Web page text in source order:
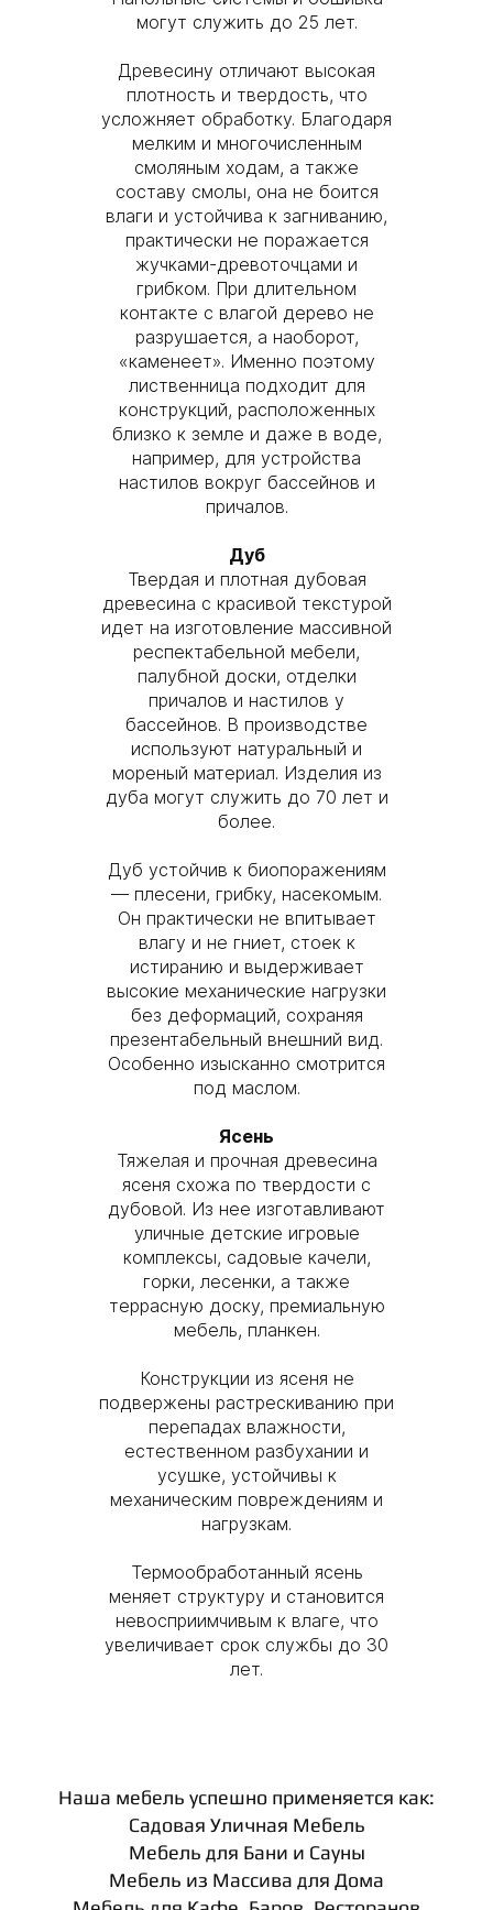
могут служить до 25 лет.
Древесину отличают высокая
плотность и твердость, что
усложняет обработку. Благодаря
мелким и многочисленным
смоляным ходам, а также
составу смолы, она не боится
влаги и устойчива к загниванию,
практически не поражается
жучками-древоточцами и
грибком. При длительном
контакте с влагой дерево не
разрушается, а наоборот,
«каменеет». Именно поэтому
лиственница подходит для
конструкций, расположенных
близко к земле и даже в воде,
например, для устройства
настилов вокруг бассейнов и
причалов.
Дуб
Твердая и плотная дубовая
древесина с красивой текстурой
идет на изготовление массивной
респектабельной мебели,
палубной доски, отделки
причалов и настилов у
бассейнов. В производстве
используют натуральный и
мореный материал. Изделия из
дуба могут служить до 70 лет и
более.
Дуб устойчив к биопоражениям
— плесени, грибку, насекомым.
Он практически не впитывает
влагу и не гниет, стоек к
истиранию и выдерживает
высокие механические нагрузки
без деформаций, сохраняя
презентабельный внешний вид.
Особенно изысканно смотрится
под маслом.
Ясень
Тяжелая и прочная древесина
ясеня схожа по твердости с
дубовой. Из нее изготавливают
уличные детские игровые
комплексы, садовые качели,
горки, лесенки, а также
террасную доску, премиальную
мебель, планкен.
Конструкции из ясеня не
подвержены растрескиванию при
перепадах влажности,
естественном разбухании и
усушке, устойчивы к
механическим повреждениям и
нагрузкам.
Термообработанный ясень
меняет структуру и становится
невосприимчивым к влаге, что
увеличивает срок службы до 30
лет.
Наша мебель успешно применяется как:
Садовая Уличная Мебель
Мебель для Бани и Сауны
Мебель из Массива для Дома